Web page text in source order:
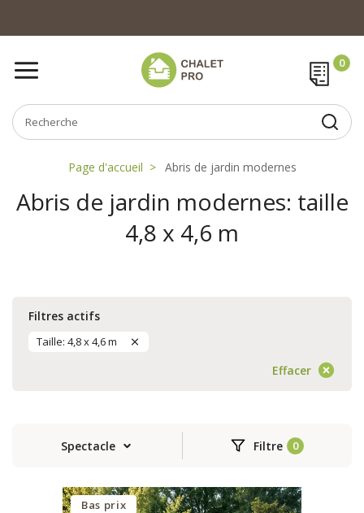
Page d'accueil Abris de jardin modernes
Abris de jardin modernes: taille
4,8 x 4,6 m
Filtres actifs
Taille: 4,8 x 4,6 m
Effacer
Spectacle Filtre
Bas prix